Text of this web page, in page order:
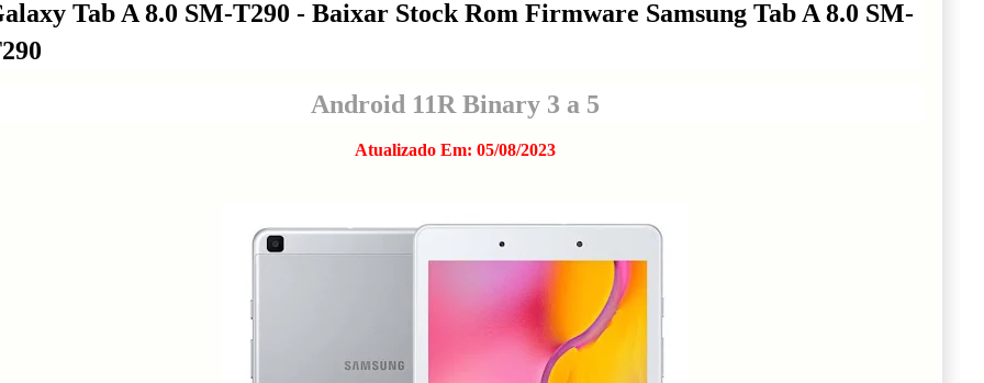
Tab A 8.0 SM-T290 - Baixar Stock Rom Firmware Samsung Tab A 8.0 SM-
Android 11R Binary 3 a 5
Atualizado Em: 05/08/2023